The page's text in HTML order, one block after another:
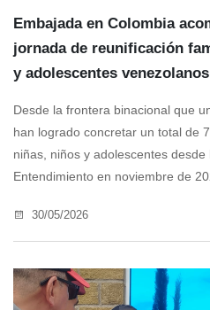
Embajada en Colombia
jornada de reunificación
y adolescentes venezolanos
Desde la frontera binacional que
han logrado concretar un total de
niñas, niños y adolescentes
Entendimiento en noviembre de
30/05/2026